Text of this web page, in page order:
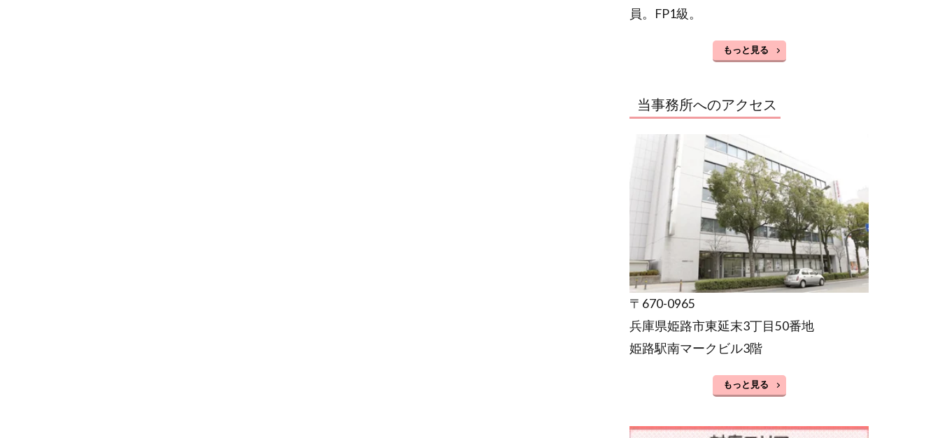
員。FP1級。
もっと見る
当事務所へのアクセス
〒670-0965
兵庫県姫路市東延末3丁目50番地
姫路駅南マークビル3階
もっと見る